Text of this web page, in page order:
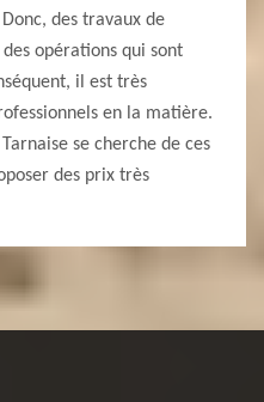
des travaux de
opérations qui sont
il est très
en la matière.
se cherche de ces
des prix très